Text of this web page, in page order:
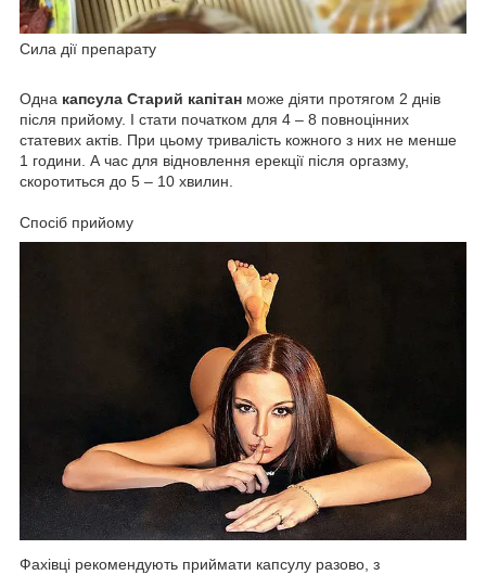
Сила дії препарату
Одна капсула Старий капітан може діяти протягом 2 днів
після прийому. І стати початком для 4 – 8 повноцінних
статевих актів. При цьому тривалість кожного з них не менше
1 години. А час для відновлення ерекції після оргазму,
скоротиться до 5 – 10 хвилин.
Спосіб прийому
Фахівці рекомендують приймати капсулу разово, з